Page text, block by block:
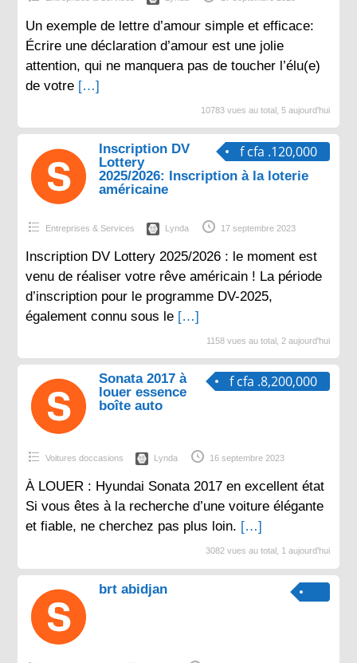
Un exemple de lettre d’amour simple et efficace:
Écrire une déclaration d’amour est une jolie
attention, qui ne manquera pas de toucher l’élu(e)
de votre […]
10783 vues au total, 5 aujourd'hui
f cfa .120,000
Inscription DV
Lottery
2025/2026: Inscription à la loterie
américaine
Entreprises & Services Lynda 17 septembre 2023
Inscription DV Lottery 2025/2026 : le moment est
venu de réaliser votre rêve américain ! La période
d’inscription pour le programme DV-2025,
également connu sous le […]
1158 vues au total, 2 aujourd'hui
f cfa .8,200,000
Sonata 2017 à
louer essence
boîte auto
Voitures doccasions Lynda 16 septembre 2023
À LOUER : Hyundai Sonata 2017 en excellent état
Si vous êtes à la recherche d’une voiture élégante
et fiable, ne cherchez pas plus loin. […]
3082 vues au total, 1 aujourd'hui
brt abidjan